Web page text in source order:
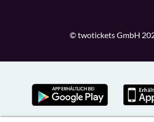
© twotickets GmbH